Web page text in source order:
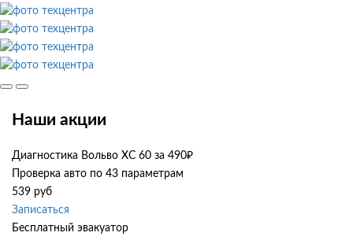
Наши акции
Диагностика Вольво ХС 60 за 490₽
Проверка авто по 43 параметрам
539 руб
Записаться
Бесплатный эвакуатор